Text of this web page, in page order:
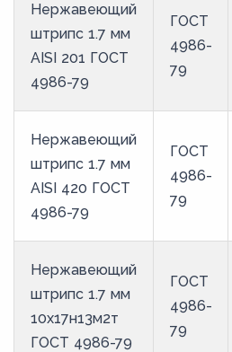
Нержавеющий
штрипс 1.7 мм
AISI 201 ГОСТ
4986-79
ГОСТ
4986-
79
Нержавеющий
штрипс 1.7 мм
AISI 420 ГОСТ
4986-79
ГОСТ
4986-
79
Нержавеющий
штрипс 1.7 мм
10х17н13м2т
ГОСТ 4986-79
ГОСТ
4986-
79